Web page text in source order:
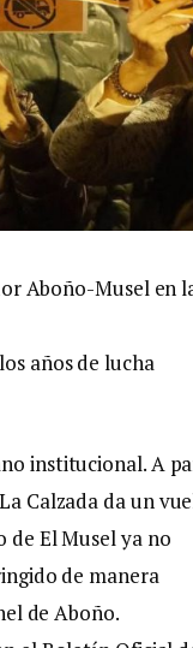
Aboño-Musel en
años de lucha
institucional. A
Calzada da un
de El Musel ya no
de manera
de Aboño.